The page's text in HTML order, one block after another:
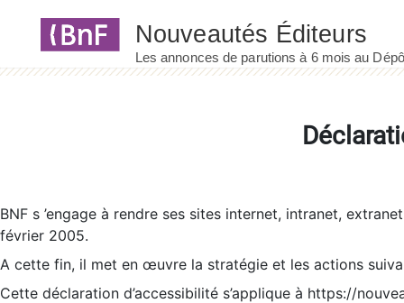
BNF s ’engage à rendre ses sites internet, intranet,
février 2005.
A cette fin, il met en œuvre la stratégie et les actions
Cette déclaration d’accessibilité s’applique à https://